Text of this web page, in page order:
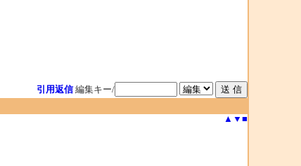
引用返信 編集キー/
▲ ▼ ■